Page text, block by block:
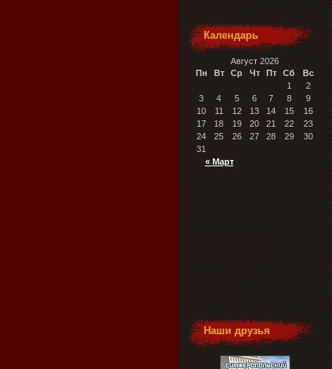
Календарь
Август 2026
Пн
Вт Ср Чт Пт Сб Вс
« Март
1
2
3
4 5 6 7 8
9
10
11 12 13 14 15
16
17
18 19 20 21 22
23
24
25 26 27 28 29
30
31
Наши друзья